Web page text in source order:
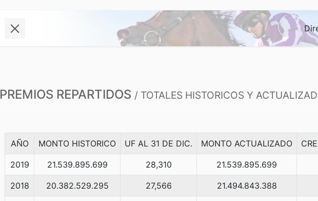
PREMIOS REPARTIDOS / TOTALES HISTORICOS Y
AÑO MONTO HISTORICO UF AL 31 DE DIC. MONTO ACTUALIZADO
2019 21.539.895.699 28,310 21.539.895.699
2018 20.382.529.295 27,566 21.494.843.388